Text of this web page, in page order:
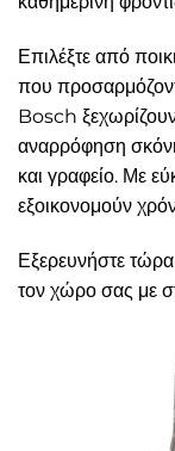
Επιλέξτε από
που
Bosch ξεχωρίζουν
αναρρόφηση
και γραφείο. Με
εξοικονομούν
Εξερευνήστε τώρα
τον χώρο σας με